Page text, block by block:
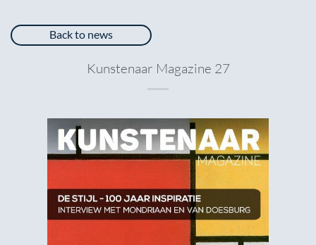
Back to news
Kunstenaar Magazine 27